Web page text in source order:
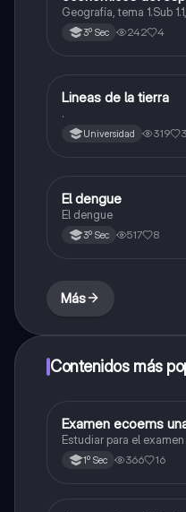
Geografía, tema 1.Sub
3º Sec 242 4
Geografía
Lineas de la tierra
.
Universidad 319 3
Historia
El dengue
El dengue
3º Sec 517 8
Más
Contenidos más
Español
Examen ecoems
Estudiar para el
1º Sec 366 16